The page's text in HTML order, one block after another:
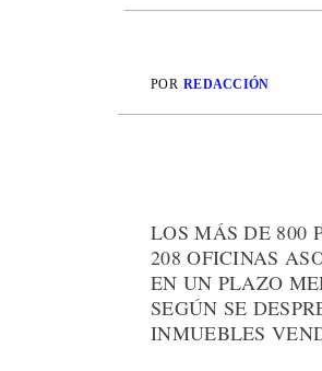
POR REDACCIÓN
LOS MÁS DE 800
208 OFICINAS
EN UN PLAZO
SEGÚN SE
INMUEBLES